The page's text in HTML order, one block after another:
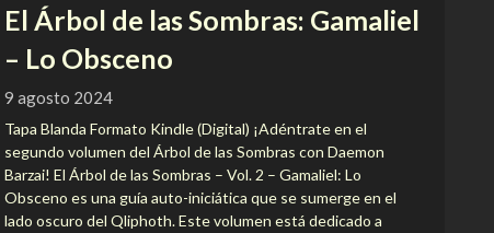
El Árbol de las Sombras: Gamaliel
– Lo Obsceno
9 agosto 2024
Tapa Blanda Formato Kindle (Digital) ¡Adéntrate en el
segundo volumen del Árbol de las Sombras con Daemon
Barzai! El Árbol de las Sombras – Vol. 2 – Gamaliel: Lo
Obsceno es una guía auto-iniciática que se sumerge en el
lado oscuro del Qliphoth. Este volumen está dedicado a